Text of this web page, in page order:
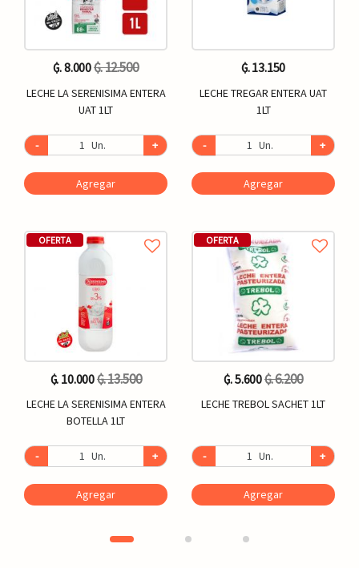
₲. 8.000₲. 12.500
LECHE LA SERENISIMA ENTERA
UAT 1LT
- Un. +
Agregar
OFERTA
₲. 10.000₲. 13.500
LECHE LA SERENISIMA ENTERA
BOTELLA 1LT
- Un. +
Agregar
₲. 13.150
LECHE TREGAR ENTERA UAT
1LT
- Un. +
Agregar
OFERTA
₲. 5.600₲. 6.200
LECHE TREBOL SACHET 1LT
- Un. +
Agregar